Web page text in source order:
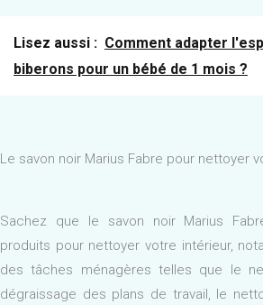
Lisez aussi : Comment adapter
biberons pour un bébé de 1 mois ?
Le savon noir Marius Fabre pour nettoyer
Sachez que le savon noir Marius
produits pour nettoyer votre intérieur,
des tâches ménagères telles que le
dégraissage des plans de travail, le